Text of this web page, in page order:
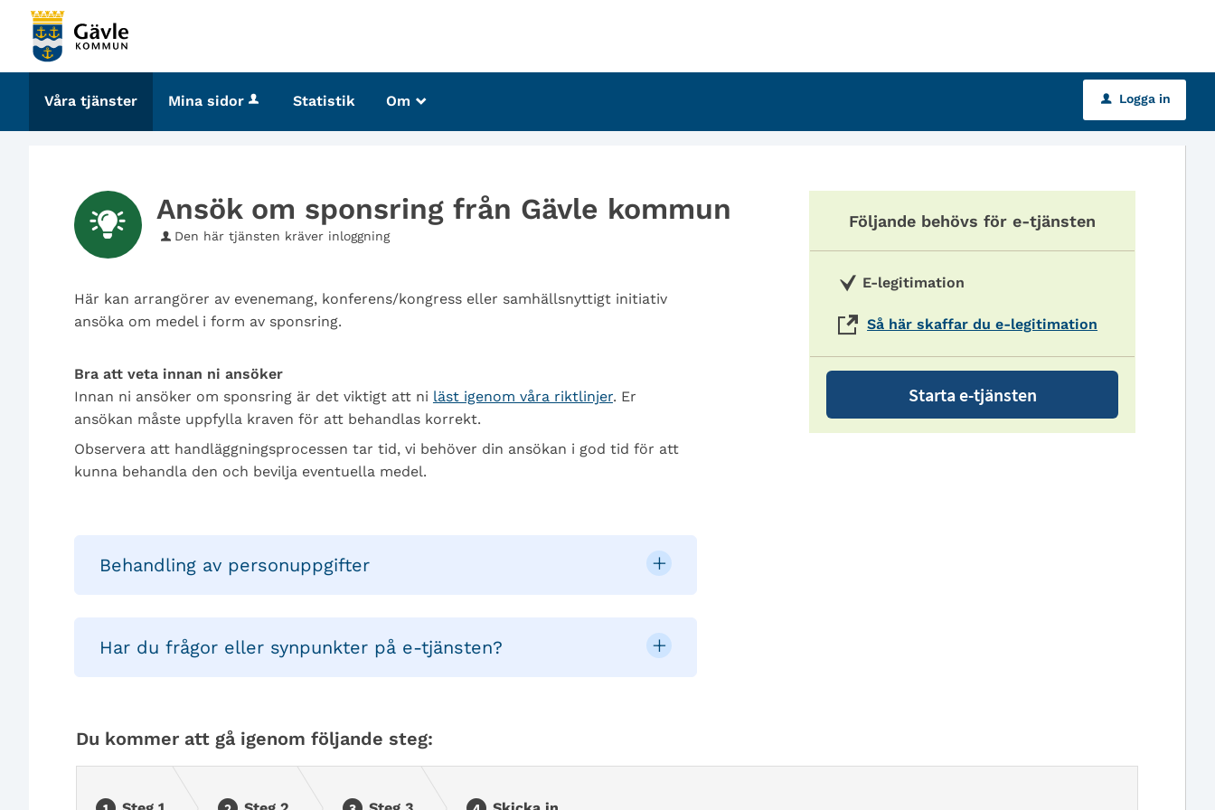
Välkommen
tjänster
Gävle
kommun
Våra tjänster Mina sidor Statistik Om _ u Logga in
Ansök om sponsring från Gävle kommun
Den här tjänsten kräver inloggning
Här kan arrangörer av evenemang, konferens/kongress eller samhällsnyttigt initiativ
ansöka om medel i form av sponsring.
Bra att veta innan ni ansöker
Innan ni ansöker om sponsring är det viktigt att ni läst igenom våra riktlinjer. Er
ansökan måste uppfylla kraven för att behandlas korrekt.
Observera att handläggningsprocessen tar tid, vi behöver din ansökan i god tid för att
kunna behandla den och bevilja eventuella medel.
Behandling av personuppgifter
Har du frågor eller synpunkter på e-tjänsten?
Följande behövs för e-tjänsten
E-legitimation
Så här skaffar du e-legitimation
Starta e-tjänsten
Du kommer att gå igenom följande steg: